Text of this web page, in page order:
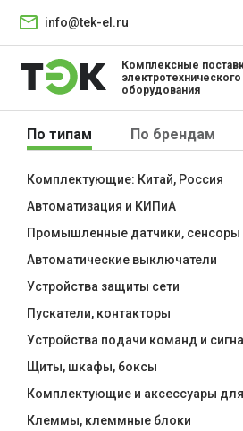
info@tek-el.ru
Комплексные
электротехнического
оборудования
По типам По брендам
Комплектующие: Китай, Россия
Автоматизация и КИПиА
Промышленные датчики, сенсоры
Автоматические выключатели
Устройства защиты сети
Пускатели, контакторы
Устройства подачи команд и
Щиты, шкафы, боксы
Комплектующие и аксессуары
Клеммы, клеммные блоки